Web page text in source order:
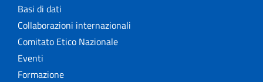
Basi di dati
Collaborazioni internazionali
Comitato Etico Nazionale
Eventi
Formazione